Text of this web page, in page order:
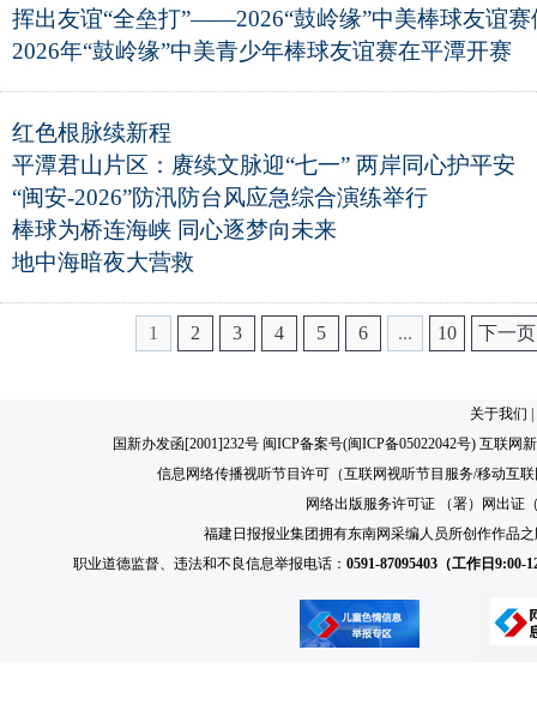
挥出友谊“全垒打”——2026“鼓岭缘”中美棒球友谊赛
2026年“鼓岭缘”中美青少年棒球友谊赛在平潭开赛
红色根脉续新程
平潭君山片区：赓续文脉迎“七一” 两岸同心护平安
“闽安-2026”防汛防台风应急综合演练举行
棒球为桥连海峡 同心逐梦向未来
地中海暗夜大营救
1 2 3 4 5 6 ... 10 下一页
关于我们
国新办发函[2001]232号 闽ICP备案号(闽ICP备05022042号) 互联网
信息网络传播视听节目许可（互联网视听节目服务/移动互
网络出版服务许可证 （署）网出证
福建日报报业集团拥有东南网采编人员所创作作品
职业道德监督、违法和不良信息举报电话： 0591-87095403（工作日9:00-